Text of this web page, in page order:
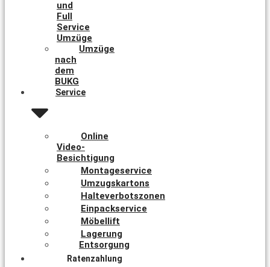
und
Full
Service
Umzüge
Umzüge
nach
dem
BUKG
Service
Online
Video-
Besichtigung
Montageservice
Umzugskartons
Halteverbotszonen
Einpackservice
Möbellift
Lagerung
Entsorgung
Ratenzahlung